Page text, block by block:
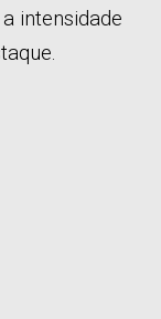
intensidade